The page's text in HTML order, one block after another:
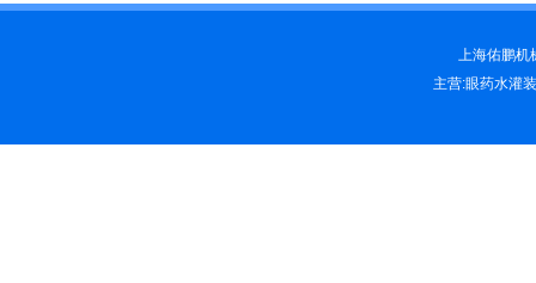
上海佑鹏机
主营:眼药水灌